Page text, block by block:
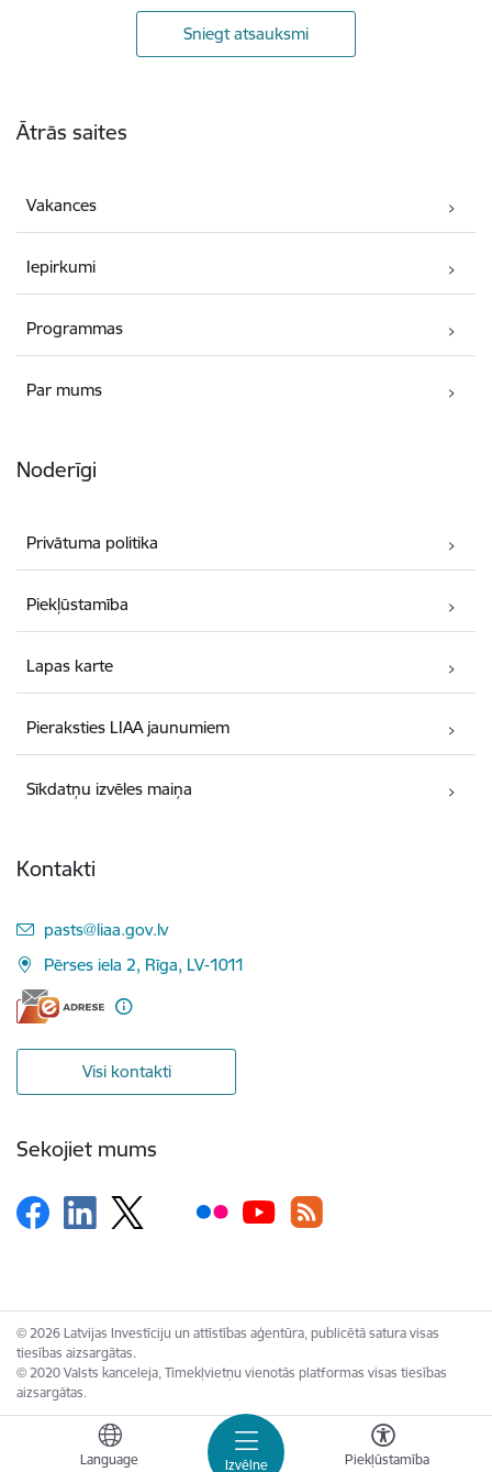
Izvēlne
Language Piekļūstamība
Sniegt atsauksmi
Ātrās saites
Vakances
Iepirkumi
Programmas
Par mums
Noderīgi
Privātuma politika
Piekļūstamība
Lapas karte
Pieraksties LIAA jaunumiem
Sīkdatņu izvēles maiņa
Kontakti
E-pasts:
pasts@liaa.gov.lv
Pērses iela 2, Rīga, LV-1011
Visi kontakti
Sekojiet mums
© 2026 Latvijas Investīciju un attīstības aģentūra, publicētā satura visas
tiesības aizsargātas.
© 2020 Valsts kanceleja, Tīmekļvietņu vienotās platformas visas tiesības
aizsargātas.